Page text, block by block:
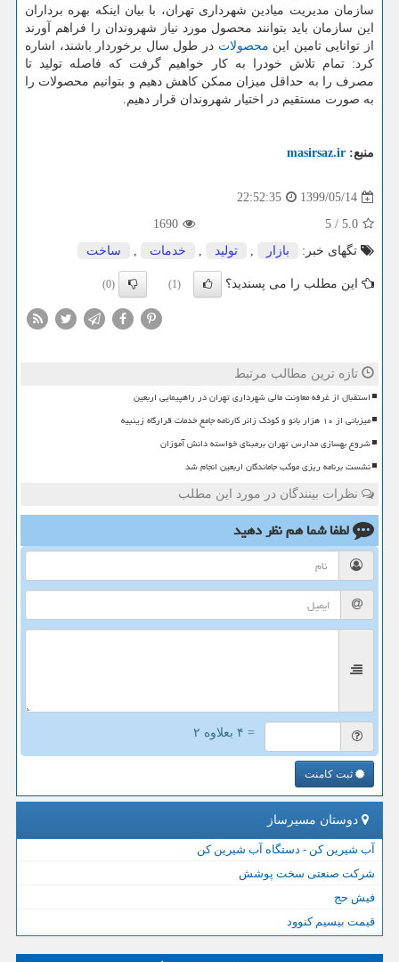
سازمان مدیریت میادین شهرداری تهران، با بیان اینکه بهره برداران
این سازمان باید بتوانند محصول مورد نیاز شهروندان را فراهم آورند
از توانایی تامین این محصولات در طول سال برخوردار باشند، اشاره
کرد: تمام تلاش خودرا به کار خواهیم گرفت که فاصله تولید تا
مصرف را به حداقل میزان ممکن کاهش دهیم و بتوانیم محصولات را
به صورت مستقیم در اختیار شهروندان قرار دهیم.
منبع: masirsaz.ir
1399/05/14
22:52:35
5.0
/
5
1690
تگهای خبر:
بازار , تولید , خدمات , ساخت
این مطلب را می پسندید؟ (1)
(0)
تازه ترین مطالب مرتبط
استقبال از غرفه معاونت مالی شهرداری تهران در راهپیمایی اربعین
میزبانی از ۱۰ هزار بانو و کودک زائر کارنامه جامع خدمات قرارگاه زینبیه
شروع بهسازی مدارس تهران برمبنای خواسته دانش آموزان
نشست برنامه ریزی موکب جاماندگان اربعین انجام شد
نظرات بینندگان در مورد این مطلب
لطفا شما همنظر دهید
= ۴ بعلاوه ۲
ثبت کامنت
دوستان مسیرساز
آب شیرین کن - دستگاه آب شیرین کن
شرکت صنعتی سخت پوشش
فیش حج
قیمت بیسیم کنوود